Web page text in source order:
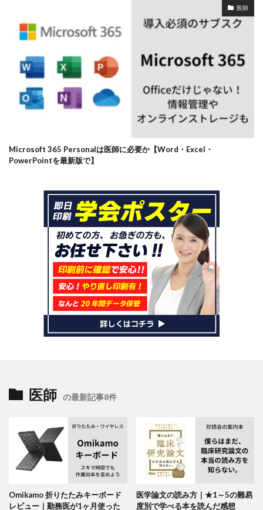
医師
Microsoft 365 Personalは医師に必要か【Word・Excel・
PowerPointを最新版で】
医師 の最新記事8件
Omikamo 折りたたみキーボード
レビュー｜勤務医が1ヶ月使った
医学論文の読み方｜★1～5の難易
度別で学べる本を読んだ感想